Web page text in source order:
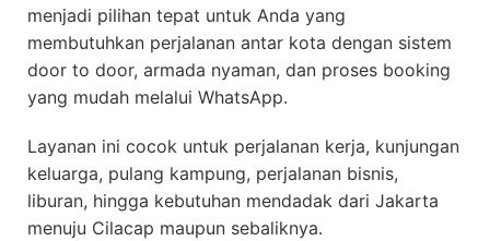
menjadi pilihan tepat untuk Anda yang
membutuhkan perjalanan antar kota dengan sistem
door to door, armada nyaman, dan proses booking
yang mudah melalui WhatsApp.
Layanan ini cocok untuk perjalanan kerja, kunjungan
keluarga, pulang kampung, perjalanan bisnis,
liburan, hingga kebutuhan mendadak dari Jakarta
menuju Cilacap maupun sebaliknya.